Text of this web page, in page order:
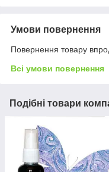
Умови повернення
Повернення товару
Всі умови повернення
Подібні товари